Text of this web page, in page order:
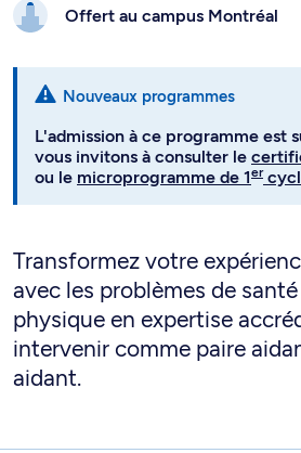
Offert au campus Montréal
Nouveaux programmes
L'admission à ce programme est
vous invitons à consulter le
ou le microprogramme de 1er
Transformez votre
avec les problèmes de
physique en expertise
intervenir comme paire
aidant.